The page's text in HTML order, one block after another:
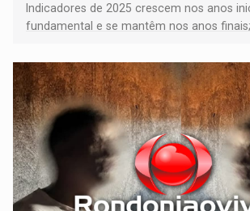
Indicadores de 2025 crescem nos anos
fundamental e se mantêm nos anos